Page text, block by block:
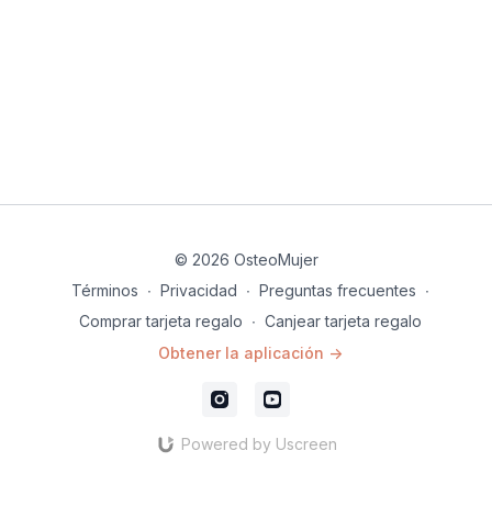
© 2026 OsteoMujer
Términos ∙ Privacidad ∙ Preguntas frecuentes ∙
Comprar tarjeta regalo ∙ Canjear tarjeta regalo
Obtener la aplicación ->
Powered by Uscreen